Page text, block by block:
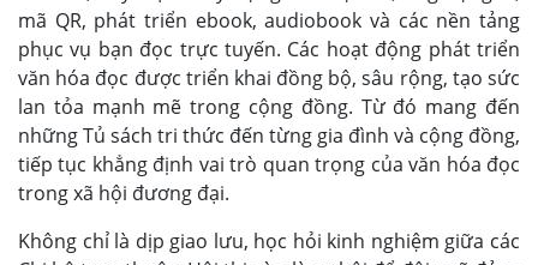
mã QR, phát triển ebook, audiobook và các nền tảng
phục vụ bạn đọc trực tuyến. Các hoạt động phát triển
văn hóa đọc được triển khai đồng bộ, sâu rộng, tạo sức
lan tỏa mạnh mẽ trong cộng đồng. Từ đó mang đến
những Tủ sách tri thức đến từng gia đình và cộng đồng,
tiếp tục khẳng định vai trò quan trọng của văn hóa đọc
trong xã hội đương đại.
Không chỉ là dịp giao lưu, học hỏi kinh nghiệm giữa các